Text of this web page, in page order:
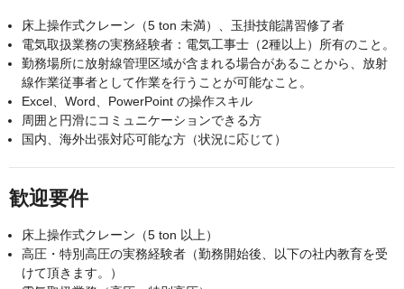
床上操作式クレーン（5 ton 未満）、玉掛技能講習修了者
電気取扱業務の実務経験者：電気工事士（2種以上）所有のこと。
勤務場所に放射線管理区域が含まれる場合があることから、放射
線作業従事者として作業を行うことが可能なこと。
Excel、Word、PowerPoint の操作スキル
周囲と円滑にコミュニケーションできる方
国内、海外出張対応可能な方（状況に応じて）
歓迎要件
床上操作式クレーン（5 ton 以上）
高圧・特別高圧の実務経験者（勤務開始後、以下の社内教育を受
けて頂きます。）